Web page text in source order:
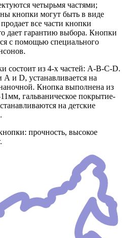
четырьмя частями;
кнопки могут быть в виде
все части кнопки
дает гарантию выбора. Кнопки
с помощью специального
состоит из 4-х частей: А-В-С-D.
А и D, устанавливается на
Кнопка выполнена из
гальваническое покрытие-
на детские
прочность, высокое